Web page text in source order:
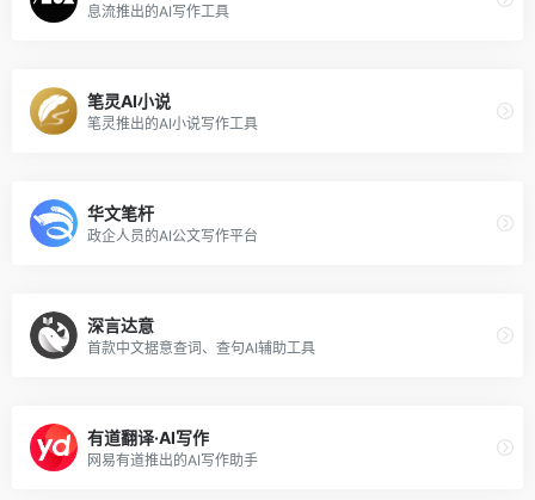
息流推出的AI写作工具
笔灵AI小说
笔灵推出的AI小说写作工具
华文笔杆
政企人员的AI公文写作平台
深言达意
首款中文据意查词、查句AI辅助工具
有道翻译·AI写作
网易有道推出的AI写作助手